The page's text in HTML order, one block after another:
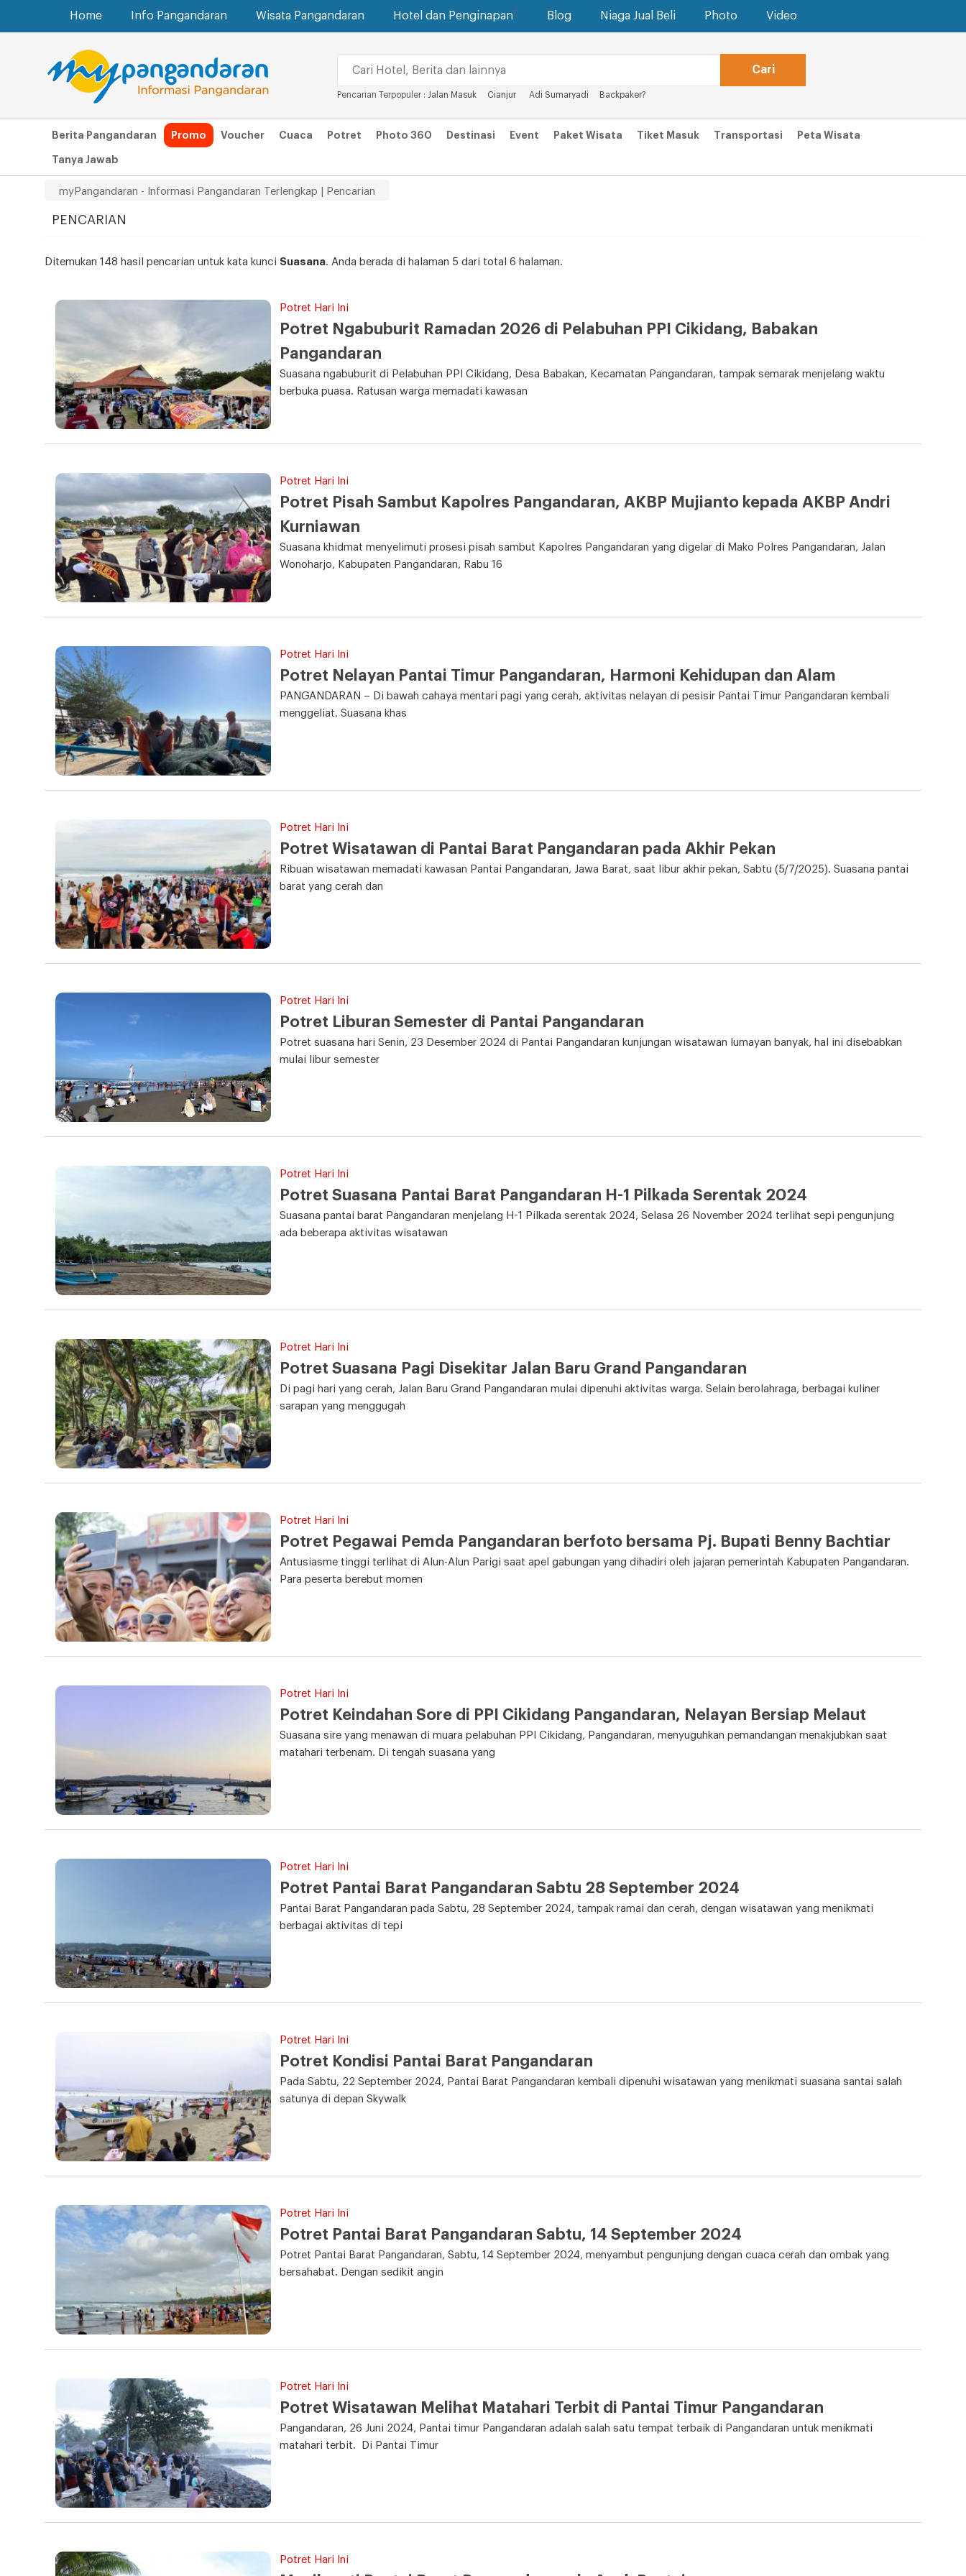
Home Info Pangandaran Wisata Pangandaran Hotel dan Penginapan Blog Niaga Jual Beli Photo Video
Pencarian Terpopuler : Jalan Masuk Cianjur Adi Sumaryadi Backpaker?
Berita Pangandaran Promo Voucher Cuaca Potret Photo 360 Destinasi Event Paket Wisata Tiket Masuk Transportasi Peta Wisata
Tanya Jawab
myPangandaran - Informasi Pangandaran Terlengkap | Pencarian
PENCARIAN
Ditemukan 148 hasil pencarian untuk kata kunci Suasana. Anda berada di halaman 5 dari total 6 halaman.
Potret Hari Ini
Potret Ngabuburit Ramadan 2026 di Pelabuhan PPI Cikidang, Babakan
Pangandaran
Suasana ngabuburit di Pelabuhan PPI Cikidang, Desa Babakan, Kecamatan Pangandaran, tampak semarak menjelang waktu
berbuka puasa. Ratusan warga memadati kawasan
Potret Hari Ini
Potret Pisah Sambut Kapolres Pangandaran, AKBP Mujianto kepada AKBP Andri
Kurniawan
Suasana khidmat menyelimuti prosesi pisah sambut Kapolres Pangandaran yang digelar di Mako Polres Pangandaran, Jalan
Wonoharjo, Kabupaten Pangandaran, Rabu 16
Potret Hari Ini
Potret Nelayan Pantai Timur Pangandaran, Harmoni Kehidupan dan Alam
PANGANDARAN – Di bawah cahaya mentari pagi yang cerah, aktivitas nelayan di pesisir Pantai Timur Pangandaran kembali
menggeliat. Suasana khas
Potret Hari Ini
Potret Wisatawan di Pantai Barat Pangandaran pada Akhir Pekan
Ribuan wisatawan memadati kawasan Pantai Pangandaran, Jawa Barat, saat libur akhir pekan, Sabtu (5/7/2025). Suasana pantai
barat yang cerah dan
Potret Hari Ini
Potret Liburan Semester di Pantai Pangandaran
Potret suasana hari Senin, 23 Desember 2024 di Pantai Pangandaran kunjungan wisatawan lumayan banyak, hal ini disebabkan
mulai libur semester
Potret Hari Ini
Potret Suasana Pantai Barat Pangandaran H-1 Pilkada Serentak 2024
Suasana pantai barat Pangandaran menjelang H-1 Pilkada serentak 2024, Selasa 26 November 2024 terlihat sepi pengunjung
ada beberapa aktivitas wisatawan
Potret Hari Ini
Potret Suasana Pagi Disekitar Jalan Baru Grand Pangandaran
Di pagi hari yang cerah, Jalan Baru Grand Pangandaran mulai dipenuhi aktivitas warga. Selain berolahraga, berbagai kuliner
sarapan yang menggugah
Potret Hari Ini
Potret Pegawai Pemda Pangandaran berfoto bersama Pj. Bupati Benny Bachtiar
Antusiasme tinggi terlihat di Alun-Alun Parigi saat apel gabungan yang dihadiri oleh jajaran pemerintah Kabupaten Pangandaran.
Para peserta berebut momen
Potret Hari Ini
Potret Keindahan Sore di PPI Cikidang Pangandaran, Nelayan Bersiap Melaut
Suasana sire yang menawan di muara pelabuhan PPI Cikidang, Pangandaran, menyuguhkan pemandangan menakjubkan saat
matahari terbenam. Di tengah suasana yang
Potret Hari Ini
Potret Pantai Barat Pangandaran Sabtu 28 September 2024
Pantai Barat Pangandaran pada Sabtu, 28 September 2024, tampak ramai dan cerah, dengan wisatawan yang menikmati
berbagai aktivitas di tepi
Potret Hari Ini
Potret Kondisi Pantai Barat Pangandaran
Pada Sabtu, 22 September 2024, Pantai Barat Pangandaran kembali dipenuhi wisatawan yang menikmati suasana santai salah
satunya di depan Skywalk
Potret Hari Ini
Potret Pantai Barat Pangandaran Sabtu, 14 September 2024
Potret Pantai Barat Pangandaran, Sabtu, 14 September 2024, menyambut pengunjung dengan cuaca cerah dan ombak yang
bersahabat. Dengan sedikit angin
Potret Hari Ini
Potret Wisatawan Melihat Matahari Terbit di Pantai Timur Pangandaran
Pangandaran, 26 Juni 2024, Pantai timur Pangandaran adalah salah satu tempat terbaik di Pangandaran untuk menikmati
matahari terbit. Di Pantai Timur
Potret Hari Ini